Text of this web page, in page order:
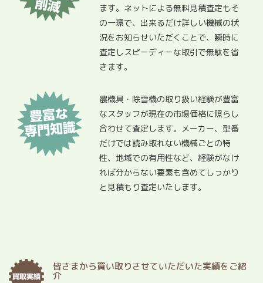
ます。ネットによる無料見積査定もそ
の一環で、出来るだけ詳しい機械の状
況をお知らせいただくことで、瞬時に
査定しスピーディーな取引で無駄を省
きます。
農機具・除雪機の取り扱い経験が豊富
なスタッフが現在の市場価格に照らし
合わせて査定します。メーカー、型番
だけでは読み取れない機械ごとの特
性、地域での有用性など、経験がなけ
れば分からない要素も含めてしっかり
と見積もり査定いたします。
皆さまから買い取りさせていただいた実績をご紹
介